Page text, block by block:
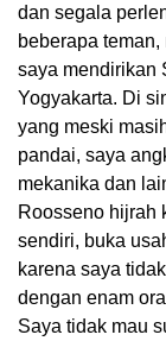
dan segala
beberapa
saya mendirikan
Yogyakarta. Di
yang meski
pandai, saya
mekanika dan
Roosseno hijrah
sendiri, buka
karena saya
dengan enam
Saya tidak mau